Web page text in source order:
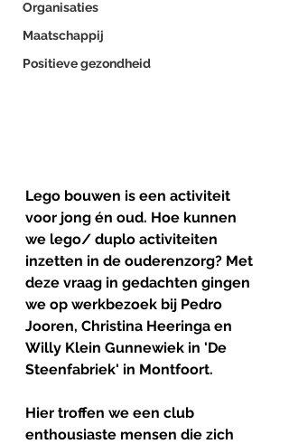
Organisaties
Maatschappij
Positieve gezondheid
Lego bouwen is een activiteit
voor jong én oud. Hoe kunnen
we lego/ duplo activiteiten
inzetten in de ouderenzorg? Met
deze vraag in gedachten gingen
we op werkbezoek bij Pedro
Jooren, Christina Heeringa en
Willy Klein Gunnewiek in 'De
Steenfabriek' in Montfoort.
Hier troffen we een club
enthousiaste mensen die zich